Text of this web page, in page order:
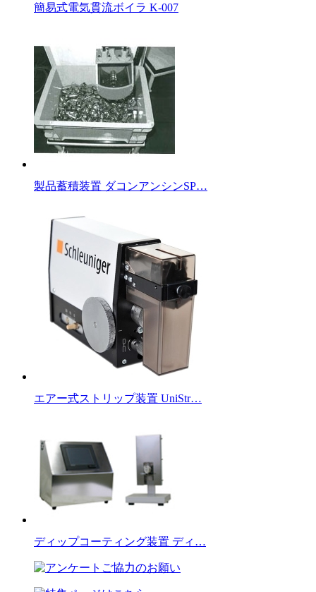
簡易式電気貫流ボイラ K-007
製品蓄積装置 ダコンアンシンSP…
エアー式ストリップ装置 UniStr…
ディップコーティング装置 ディ…